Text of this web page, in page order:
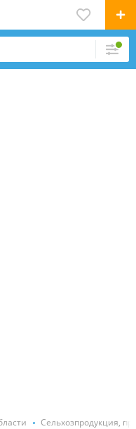
Сельхозпродукция,